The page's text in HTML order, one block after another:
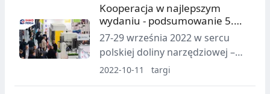
ramach CEPM odbyła się m.in.
się debata dotycząca rynku
recyklatów w Europie Centralnej.
Kooperacja w najlepszym
wydaniu - podsumowanie 5.
Targów Innoform
27-29 września 2022 w sercu
polskiej doliny narzędziowej –
Bydgoszczy odbyła się 5. edycja
2022-10-11 targi